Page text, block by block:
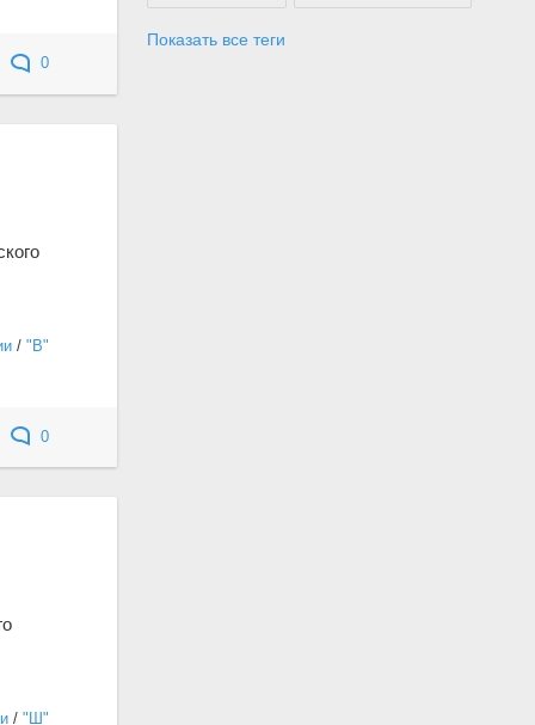
0
/ "В"
0
/ "Ш"
Показать все теги